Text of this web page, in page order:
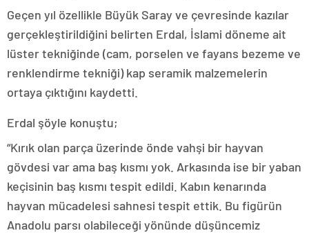
Geçen yıl özellikle Büyük Saray ve çevresinde kazılar
gerçekleştirildiğini belirten Erdal, İslami döneme ait
lüster tekniğinde (cam, porselen ve fayans bezeme ve
renklendirme tekniği) kap seramik malzemelerin
ortaya çıktığını kaydetti.
Erdal şöyle konuştu;
“Kırık olan parça üzerinde önde vahşi bir hayvan
gövdesi var ama baş kısmı yok. Arkasında ise bir yaban
keçisinin baş kısmı tespit edildi. Kabın kenarında
hayvan mücadelesi sahnesi tespit ettik. Bu figürün
Anadolu parsı olabileceği yönünde düşüncemiz